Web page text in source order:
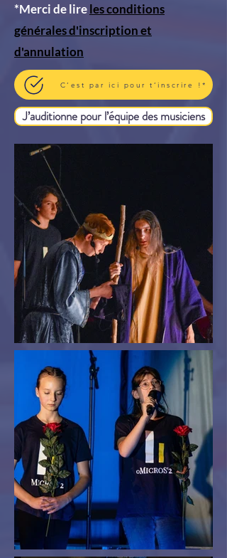
*Merci de lireles conditions
générales d'inscription et
d'annulation
C’est par ici pour t’inscrire !*
J’auditionne pour l’équipe des musiciens